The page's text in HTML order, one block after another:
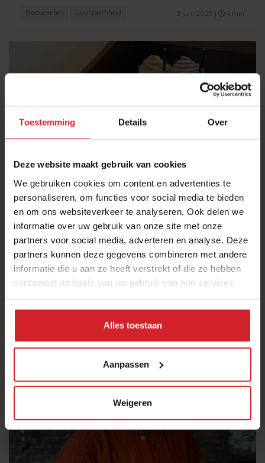
Toestemming Details Over
Deze website maakt gebruik van cookies
We gebruiken cookies om content en advertenties te
personaliseren, om functies voor social media te bieden
en om ons websiteverkeer te analyseren. Ook delen we
informatie over uw gebruik van onze site met onze
partners voor social media, adverteren en analyse. Deze
partners kunnen deze gegevens combineren met andere
informatie die u aan ze heeft verstrekt of die ze hebben
verzameld op basis van uw gebruik van hun services.
Alles toestaan
Aanpassen
Weigeren
3 juni 2025 4 min
Producenten Duurzaamheid
Skina in Amsterdam: van Instagrammable
matcha’s tot specialty coffee
Cool concept | Ken jij dit foodservicebedrijf al?
2 juni 2025 | 2 min
Café's & Bars Drinks